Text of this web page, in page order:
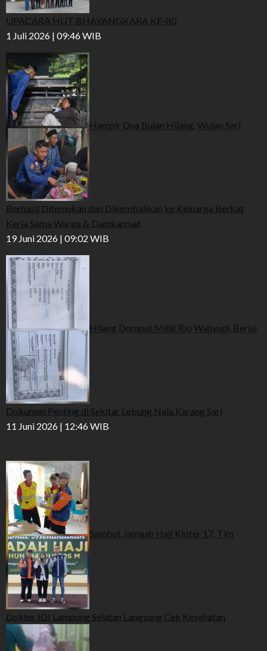
UPACARA HUT BHAYANGKARA KE-80
1 Juli 2026 | 09:46 WIB
Hampir Dua Bulan Hilang, Wulan Sari
Berhasil Ditemukan dan Dikembalikan ke Keluarga Berkat
Kerja Sama Warga & Damkarmat
19 Juni 2026 | 09:02 WIB
Hilang Dompet Milik Rio Wahyudi, Berisi
Dokumen Penting di Sekitar Lebung Nala Karang Sari
11 Juni 2026 | 12:46 WIB
Sambut Jamaah Haji Kloter 17, Tim
Dokter IDI Lampung Selatan Langsung Cek Kesehatan